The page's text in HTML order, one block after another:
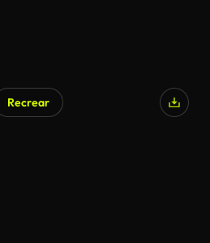
Recrear